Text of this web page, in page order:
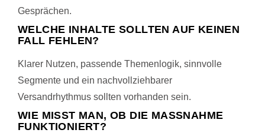
Gesprächen.
WELCHE INHALTE SOLLTEN AUF KEINEN
FALL FEHLEN?
Klarer Nutzen, passende Themenlogik, sinnvolle
Segmente und ein nachvollziehbarer
Versandrhythmus sollten vorhanden sein.
WIE MISST MAN, OB DIE MASSNAHME F
UNKTIONIERT?